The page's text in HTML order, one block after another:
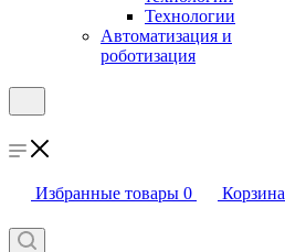
Технологии
Автоматизация и
роботизация
Избранные товары 0 Корзина